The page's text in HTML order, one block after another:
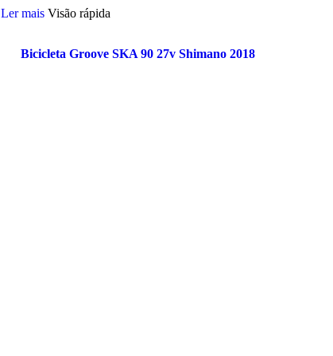
Ler mais Visão rápida
Bicicleta Groove SKA 90 27v Shimano 2018